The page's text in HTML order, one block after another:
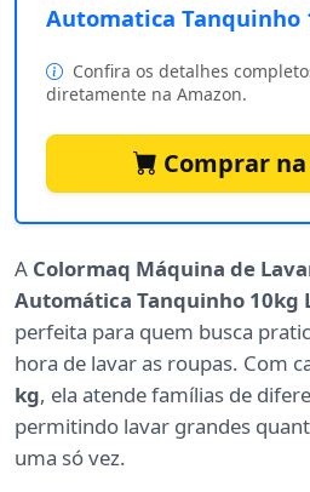
Automatica Tanquinho
Confira os detalhes
diretamente na Amazon.
Comprar
A Colormaq Máquina de
Automática Tanquinho 10kg
perfeita para quem busca
hora de lavar as roupas. Com
kg, ela atende famílias de
permitindo lavar grandes
uma só vez.